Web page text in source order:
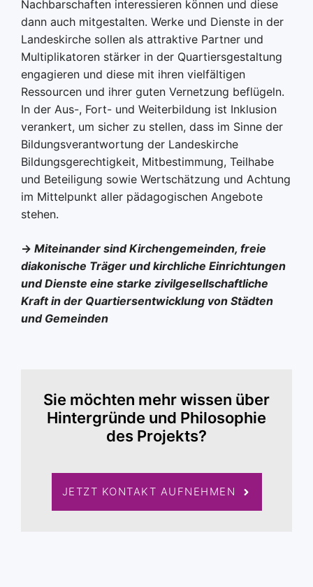
Nachbarschaften interessieren können und diese
dann auch mitgestalten. Werke und Dienste in der
Landeskirche sollen als attraktive Partner und
Multiplikatoren stärker in der Quartiersgestaltung
engagieren und diese mit ihren vielfältigen
Ressourcen und ihrer guten Vernetzung beflügeln.
In der Aus-, Fort- und Weiterbildung ist Inklusion
verankert, um sicher zu stellen, dass im Sinne der
Bildungsverantwortung der Landeskirche
Bildungsgerechtigkeit, Mitbestimmung, Teilhabe
und Beteiligung sowie Wertschätzung und Achtung
im Mittelpunkt aller pädagogischen Angebote
stehen.
-> Miteinander sind Kirchengemeinden, freie
diakonische Träger und kirchliche Einrichtungen
und Dienste eine starke zivilgesellschaftliche
Kraft in der Quartiersentwicklung von Städten
und Gemeinden
Sie möchten mehr wissen über
Hintergründe und Philosophie
des Projekts?
JETZT KONTAKT AUFNEHMEN